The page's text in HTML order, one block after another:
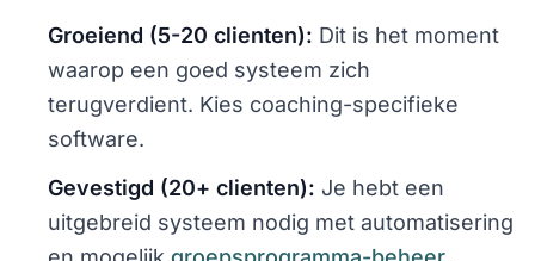
Groeiend (5-20 clienten): Dit is het moment
waarop een goed systeem zich
terugverdient. Kies coaching-specifieke
software.
Gevestigd (20+ clienten): Je hebt een
uitgebreid systeem nodig met automatisering